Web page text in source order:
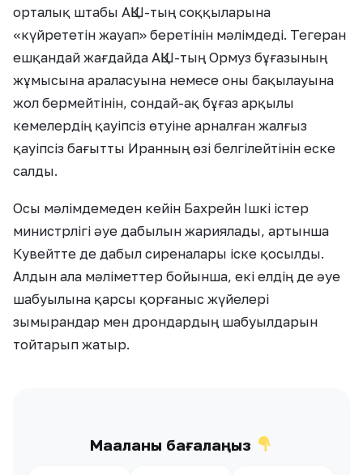
орталық штабы АҚШ-тың соққыларына
«күйрететін жауап» беретінін мәлімдеді. Тегеран
ешқандай жағдайда АҚШ-тың Ормуз бұғазының
жұмысына араласуына немесе оны бақылауына
жол бермейтінін, сондай-ақ бұғаз арқылы
кемелердің қауіпсіз өтуіне арналған жалғыз
қауіпсіз бағытты Иранның өзі белгілейтінін еске
салды.
Осы мәлімдемеден кейін Бахрейн Ішкі істер
министрлігі әуе дабылын жариялады, артынша
Кувейтте де дабыл сиреналары іске қосылды.
Алдын ала мәліметтер бойынша, екі елдің де әуе
шабуылына қарсы қорғаныс жүйелері
зымырандар мен дрондардың шабуылдарын
тойтарып жатыр.
Мақаланы бағалаңыз